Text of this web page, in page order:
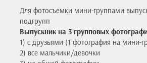
Для фотосъемки мини-группами
подгрупп
Выпускник на 3 групповых
1) с друзьями (1 фотография на мини-
2) все мальчики/девочки